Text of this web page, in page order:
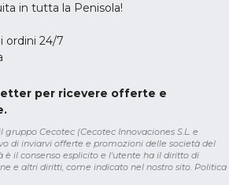
in tutta la Penisola!
ordini 24/7
per ricevere offerte e
Cecotec (Cecotec Innovaciones S.L. e
di inviarvi offerte e promozioni delle società del
il consenso esplicito e l'utente ha il diritto di
e altri diritti, come indicato nel nostro sito. Politica